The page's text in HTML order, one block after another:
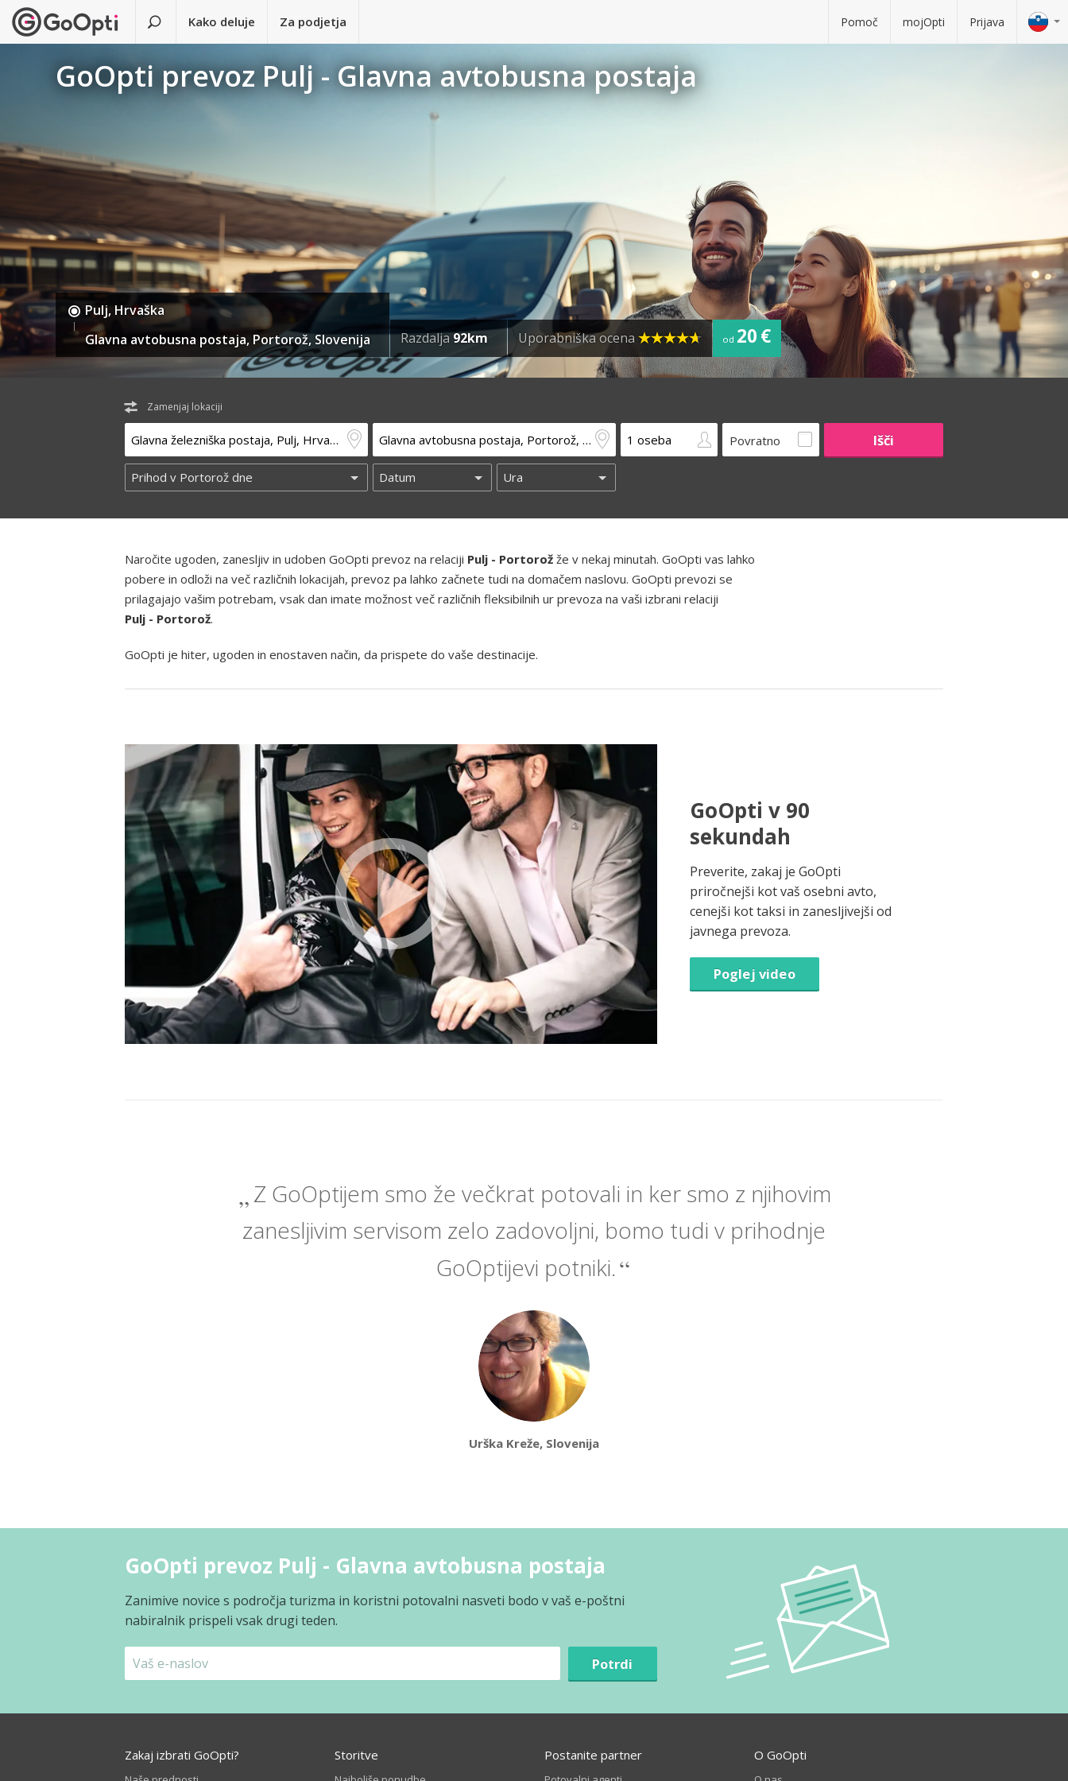
Kako deluje Za podjetja Pomoč mojOpti Prijava
GoOpti prevoz Pulj - Glavna avtobusna postaja
Pulj, Hrvaška
Glavna avtobusna postaja, Portorož, Slovenija
Razdalja92km Uporabniška ocena od 20 €
Zamenjaj lokaciji
Povratno
Naročite ugoden, zanesljiv in udoben GoOpti prevoz na relaciji Pulj - Portorož že v nekaj minutah. GoOpti vas lahko
pobere in odloži na več različnih lokacijah, prevoz pa lahko začnete tudi na domačem naslovu. GoOpti prevozi se
prilagajajo vašim potrebam, vsak dan imate možnost več različnih fleksibilnih ur prevoza na vaši izbrani relaciji
Pulj - Portorož.
GoOpti je hiter, ugoden in enostaven način, da prispete do vaše destinacije.
GoOpti v 90
sekundah
Preverite, zakaj je GoOpti
priročnejši kot vaš osebni avto,
cenejši kot taksi in zanesljivejši od
javnega prevoza.
Poglej video
Z GoOptijem smo že večkrat potovali in ker smo z njihovim
zanesljivim servisom zelo zadovoljni, bomo tudi v prihodnje
GoOptijevi potniki.
Urška Kreže, Slovenija
GoOpti prevoz Pulj - Glavna avtobusna postaja
Zanimive novice s področja turizma in koristni potovalni nasveti bodo v vaš e-poštni
nabiralnik prispeli vsak drugi teden.
Potrdi
Zakaj izbrati GoOpti? Storitve Postanite partner O GoOpti